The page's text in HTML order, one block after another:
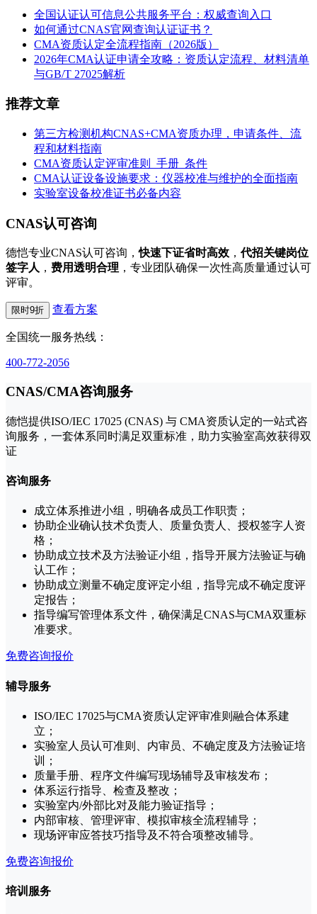
全国认证认可信息公共服务平台：权威查询入口
如何通过CNAS官网查询认证证书？
CMA资质认定全流程指南（2026版）
2026年CMA认证申请全攻略：资质认定流程、材料清单
与GB/T 27025解析
推荐文章
第三方检测机构CNAS+CMA资质办理，申请条件、流
程和材料指南
CMA资质认定评审准则_手册_条件
CMA认证设备设施要求：仪器校准与维护的全面指南
实验室设备校准证书必备内容
CNAS认可咨询
德恺专业CNAS认可咨询，快速下证省时高效 ，代招关键岗位
签字人 ， 费用透明合理 ，专业团队确保一次性高质量通过认可
评审。
限时9折 查看方案
全国统一服务热线：
400-772-2056
CNAS/CMA咨询服务
德恺提供ISO/IEC 17025 (CNAS) 与 CMA资质认定的一站式咨
询服务，一套体系同时满足双重标准，助力实验室高效获得双
证
咨询服务
成立体系推进小组，明确各成员工作职责；
协助企业确认技术负责人、质量负责人、授权签字人资
格；
协助成立技术及方法验证小组，指导开展方法验证与确
认工作；
协助成立测量不确定度评定小组，指导完成不确定度评
定报告；
指导编写管理体系文件，确保满足CNAS与CMA双重标
准要求。
免费咨询报价
辅导服务
ISO/IEC 17025与CMA资质认定评审准则融合体系建
立；
实验室人员认可准则、内审员、不确定度及方法验证培
训；
质量手册、程序文件编写现场辅导及审核发布；
体系运行指导、检查及整改；
实验室内/外部比对及能力验证指导；
内部审核、管理评审、模拟审核全流程辅导；
现场评审应答技巧指导及不符合项整改辅导。
免费咨询报价
培训服务